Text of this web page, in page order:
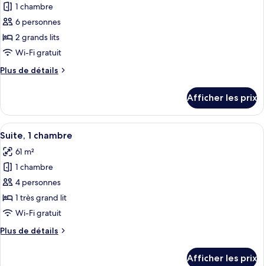
photos
pour
ce
type
chambre :
2
grands
lits
1 chambre
6 personnes
2 grands lits
Wi-Fi gratuit
Plus de détails
Plus
Suite
studio,
2
lits
Afficher les prix
Afficher
toutes
les
photos
pour
ce
type
chambre :
Une chambre d’hôtel avec un
2
Suite, 1 chambre
61 m²
1 chambre
4 personnes
1 très grand lit
Wi-Fi gratuit
Plus de détails
Plus
Afficher les prix